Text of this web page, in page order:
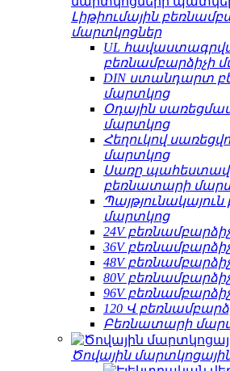
Լիթիումային
մարտկոցներ
UL
բեռնամբարձիչի
DIN ստանդարտ
մարտկոց
Օդային
մարտկոց
Հեղուկով
մարտկոց
Սառը
բեռնատարի
մարտկոց
24V
36V
48V
80V
96V
120 Վ
Բեռնատարի
Ծովային